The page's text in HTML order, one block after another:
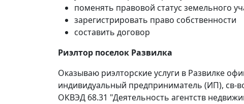
поменять правовой статус земельного
зарегистрировать право собственности
составить договор
Риэлтор поселок Развилка
Оказываю риэлторские услуги в Развилке
индивидуальный предприниматель (ИП), св-
ОКВЭД 68.31 "Деятельность агентств